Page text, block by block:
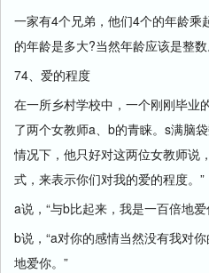
一家有4个兄弟，他们4个的年龄乘
的年龄是多大?当然年龄应该是整数
74、爱的程度
在一所乡村学校中，一个刚刚毕业
了两个女教师a、b的青睐。s满脑
情况下，他只好对这两位女教师说
式，来表示你们对我的爱的程度。”
a说，“与b比起来，我是一百倍地爱
b说，“a对你的感情当然没有我对
地爱你。”